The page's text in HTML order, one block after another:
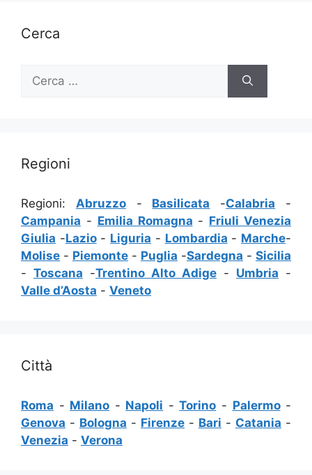
Cerca
per:
Regioni
Regioni: Abruzzo- Basilicata -Calabria -
Campania - Emilia Romagna - Friuli Venezia
Giulia -Lazio- Liguria - Lombardia - Marche-
Molise - Piemonte - Puglia -Sardegna - Sicilia
- Toscana -Trentino Alto Adige - Umbria -
Valle d’Aosta - Veneto
Città
Roma - Milano - Napoli -Torino - Palermo-
Genova - Bologna - Firenze - Bari - Catania -
Venezia - Verona